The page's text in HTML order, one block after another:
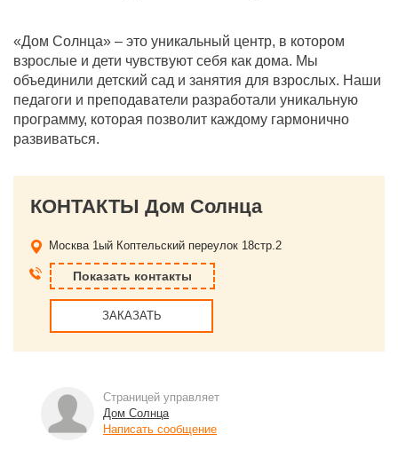
«Дом Солнца» – это уникальный центр, в котором
взрослые и дети чувствуют себя как дома. Мы
объединили детский сад и занятия для взрослых. Наши
педагоги и преподаватели разработали уникальную
программу, которая позволит каждому гармонично
развиваться.
КОНТАКТЫ Дом Солнца
Москва 1ый Коптельский переулок 18стр.2
Показать контакты
ЗАКАЗАТЬ
Страницей управляет
Дом Солнца
Написать сообщение